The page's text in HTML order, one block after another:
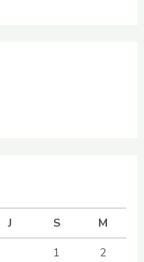
J S
M
1
2